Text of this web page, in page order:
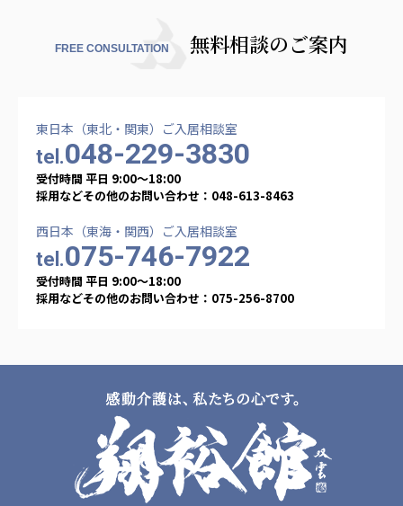
FREE CONSULTATION 無料相談のご案内
東日本（東北・関東）ご入居相談室
tel.048-229-3830
受付時間 平日 9:00〜18:00
採用などその他のお問い合わせ：048-613-8463
西日本（東海・関西）ご入居相談室
tel.075-746-7922
受付時間 平日 9:00〜18:00
採用などその他のお問い合わせ：075-256-8700